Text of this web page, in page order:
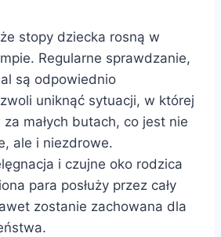
stopy dziecka rosną w
Regularne sprawdzanie,
są odpowiednio
uniknąć sytuacji, w której
małych butach, co jest nie
ale i niezdrowe.
i czujne oko rodzica
para posłuży przez cały
zostanie zachowana dla